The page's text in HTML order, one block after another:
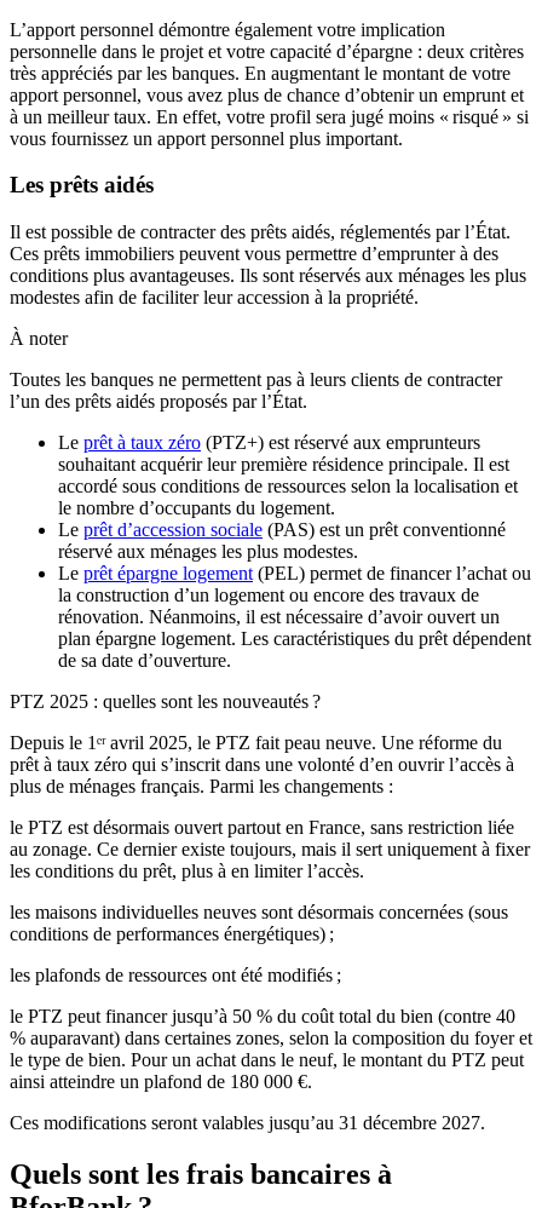
L’apport personnel démontre également votre implication
personnelle dans le projet et votre capacité d’épargne : deux critères
très appréciés par les banques. En augmentant le montant de votre
apport personnel, vous avez plus de chance d’obtenir un emprunt et
à un meilleur taux. En effet, votre profil sera jugé moins « risqué » si
vous fournissez un apport personnel plus important.
Les prêts aidés
Il est possible de contracter des prêts aidés, réglementés par l’État.
Ces prêts immobiliers peuvent vous permettre d’emprunter à des
conditions plus avantageuses. Ils sont réservés aux ménages les plus
modestes afin de faciliter leur accession à la propriété.
À noter
Toutes les banques ne permettent pas à leurs clients de contracter
l’un des prêts aidés proposés par l’État.
Le prêt à taux zéro (PTZ+) est réservé aux emprunteurs
souhaitant acquérir leur première résidence principale. Il est
accordé sous conditions de ressources selon la localisation et
le nombre d’occupants du logement.
Le prêt d’accession sociale (PAS) est un prêt conventionné
réservé aux ménages les plus modestes.
Le prêt épargne logement (PEL) permet de financer l’achat ou
la construction d’un logement ou encore des travaux de
rénovation. Néanmoins, il est nécessaire d’avoir ouvert un
plan épargne logement. Les caractéristiques du prêt dépendent
de sa date d’ouverture.
PTZ 2025 : quelles sont les nouveautés ?
Depuis le 1ᵉʳ avril 2025, le PTZ fait peau neuve. Une réforme du
prêt à taux zéro qui s’inscrit dans une volonté d’en ouvrir l’accès à
plus de ménages français. Parmi les changements :
le PTZ est désormais ouvert partout en France, sans restriction liée
au zonage. Ce dernier existe toujours, mais il sert uniquement à fixer
les conditions du prêt, plus à en limiter l’accès.
les maisons individuelles neuves sont désormais concernées (sous
conditions de performances énergétiques) ;
les plafonds de ressources ont été modifiés ;
le PTZ peut financer jusqu’à 50 % du coût total du bien (contre 40
% auparavant) dans certaines zones, selon la composition du foyer et
le type de bien. Pour un achat dans le neuf, le montant du PTZ peut
ainsi atteindre un plafond de 180 000 €.
Ces modifications seront valables jusqu’au 31 décembre 2027.
Quels sont les frais bancaires à